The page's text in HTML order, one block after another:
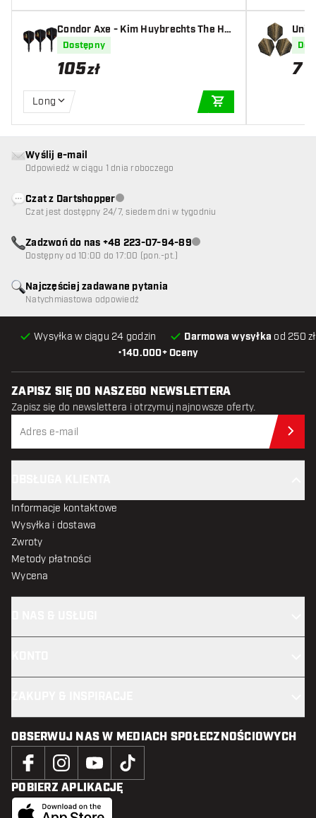
Condor Axe - Kim Huybrechts The Hu
rricane - Std.6 Black
Dostępny
105zł
Long
e 4
7
•140.000+ Oceny
Wysyłka w ciągu 24 godzin Darmowa wysyłka od 250
Najczęściej zadawane pytania
Natychmiastowa odpowiedź
Wyślij e-mail
Odpowiedź w ciągu 1 dnia roboczego
Czat z DartshopperObsługa klienta niedostępna
Czat jest dostępny 24/7, siedem dni w tygodniu
Zadzwoń do nas +48 223-07-94-89Obsługa klienta niedostępna
Dostępny od 10:00 do 17:00 (pon.-pt.)
ZAPISZ SIĘ DO NASZEGO NEWSLETTERA
Zapisz się do newslettera i otrzymuj najnowsze oferty.
Informacje kontaktowe
Wysyłka i dostawa
Zwroty
Metody płatności
Wycena
OBSERWUJ NAS W MEDIACH SPOŁECZNOŚCIOWYCH
POBIERZ APLIKACJĘ